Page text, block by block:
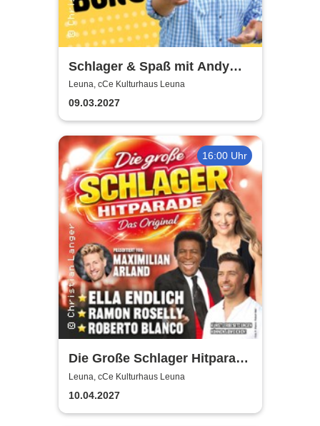
Schlager & Spaß mit Andy
Borg und Gästen
Leuna, cCe Kulturhaus Leuna
09.03.2027
16:00 Uhr
Die Große Schlager Hitparade
- Das Original - 2027
Leuna, cCe Kulturhaus Leuna
10.04.2027